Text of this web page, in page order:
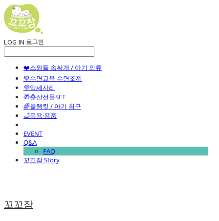
LOG IN 로그인
❤️스와들 속싸개 / 아기 의류
💚수면교육 수면조끼
💜악세사리
🎁출산선물SET
🌈블랭킷 / 아기 침구
🛁목욕·용품
EVENT
Q&A
FAQ
꼬꼬잠 Story
꼬꼬잠